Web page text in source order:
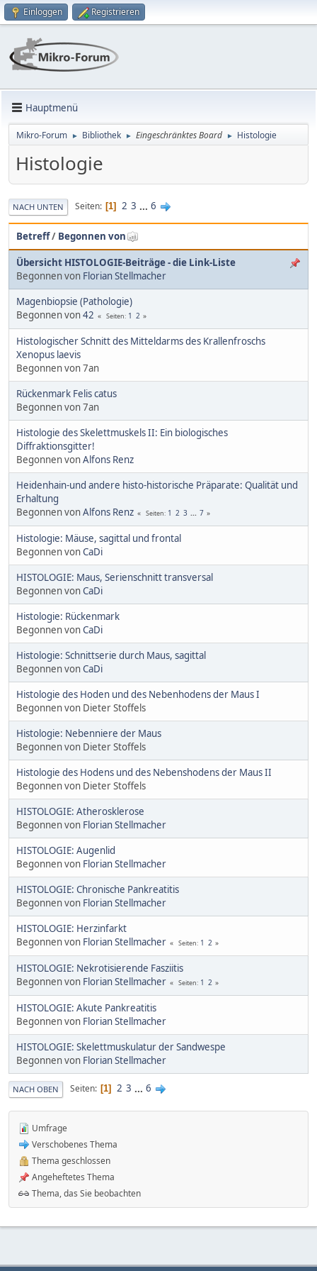
Einloggen Registrieren
Hauptmenü
Mikro-Forum ► Bibliothek ► Eingeschränktes Board ► Histologie
Histologie
NACH UNTEN Seiten 1 2 3 ... 6
Betreff/ Begonnen von
Übersicht HISTOLOGIE-Beiträge - die Link-Liste
Begonnen von Florian Stellmacher
Magenbiopsie (Pathologie)
Begonnen von42 Seiten 1 2
Histologischer Schnitt des Mitteldarms des Krallenfroschs
Xenopus laevis
Begonnen von 7an
Rückenmark Felis catus
Begonnen von 7an
Histologie des Skelettmuskels II: Ein biologisches
Diffraktionsgitter!
Begonnen vonAlfons Renz
Heidenhain-und andere histo-historische Präparate: Qualität und
Erhaltung
Begonnen vonAlfons Renz Seiten 1 2 3 ... 7
Histologie: Mäuse, sagittal und frontal
Begonnen vonCaDi
HISTOLOGIE: Maus, Serienschnitt transversal
Begonnen vonCaDi
Histologie: Rückenmark
Begonnen vonCaDi
Histologie: Schnittserie durch Maus, sagittal
Begonnen vonCaDi
Histologie des Hoden und des Nebenhodens der Maus I
Begonnen von Dieter Stoffels
Histologie: Nebenniere der Maus
Begonnen von Dieter Stoffels
Histologie des Hodens und des Nebenshodens der Maus II
Begonnen von Dieter Stoffels
HISTOLOGIE: Atherosklerose
Begonnen von Florian Stellmacher
HISTOLOGIE: Augenlid
Begonnen von Florian Stellmacher
HISTOLOGIE: Chronische Pankreatitis
Begonnen von Florian Stellmacher
HISTOLOGIE: Herzinfarkt
Begonnen von Florian Stellmacher Seiten 1 2
HISTOLOGIE: Nekrotisierende Fasziitis
Begonnen von Florian Stellmacher Seiten 1 2
HISTOLOGIE: Akute Pankreatitis
Begonnen von Florian Stellmacher
HISTOLOGIE: Skelettmuskulatur der Sandwespe
Begonnen von Florian Stellmacher
NACH OBEN Seiten 1 2 3 ... 6
Umfrage
Verschobenes Thema
Thema geschlossen
Angeheftetes Thema
Thema, das Sie beobachten